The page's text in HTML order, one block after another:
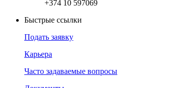
+374 10 597069
Быстрые ссылки
Подать заявку
Карьера
Часто задаваемые вопросы